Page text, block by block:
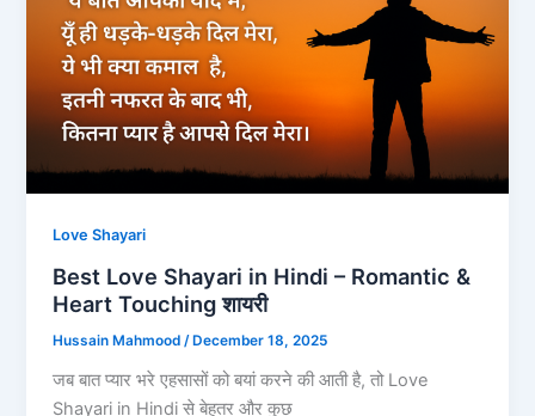
Love Shayari
Best Love Shayari in Hindi – Romantic &
Heart Touching शायरी
Hussain Mahmood /December 18, 2025
जब बात प्यार भरे एहसासों को बयां करने की आती है, तो Love
Shayari in Hindi से बेहतर और कुछ